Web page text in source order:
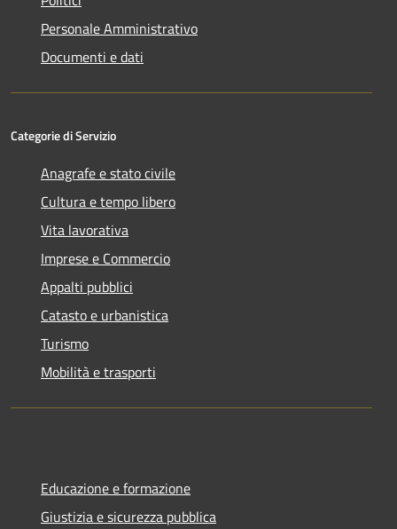
Personale Amministrativo
Documenti e dati
Categorie di Servizio
Anagrafe e stato civile
Cultura e tempo libero
Vita lavorativa
Imprese e Commercio
Appalti pubblici
Catasto e urbanistica
Turismo
Mobilità e trasporti
Educazione e formazione
Giustizia e sicurezza pubblica